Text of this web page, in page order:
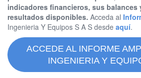
indicadores financieros, sus balances
resultados disponibles. Acceda al
Ingenieria Y Equipos S A S desde aquí.
ACCEDE AL INFORME
INGENIERIA Y